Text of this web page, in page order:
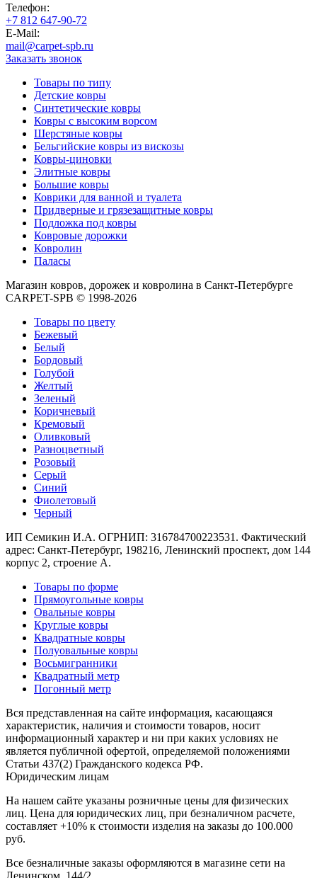
с
Шерстяные
ковры
Бельгийские
ковры
из
вискозы
Ковры-
циновки
Элитные
ковры
Большие
ковры
Коврики
туалета
Придверные
грязезащитные
По
цвету
Бежевый
Голубой
Кремовый
Розовый
Серый
Синий
Черный
По
цене
от
100
₽
до
5
000
₽
от
5
000
₽
до
000
₽
от
Телефон:
+7 812 647-90-72
E-Mail:
mail@carpet-spb.ru
Заказать звонок
Товары по типу
Детские ковры
Синтетические ковры
Ковры с высоким ворсом
Шерстяные ковры
Бельгийские ковры из вискозы
Ковры-циновки
Элитные ковры
Большие ковры
Коврики для ванной и туалета
Придверные и грязезащитные ковры
Подложка под ковры
Ковровые дорожки
Ковролин
Паласы
Магазин ковров, дорожек и ковролина в Санкт-Петербурге
CARPET-SPB © 1998-2026
Товары по цвету
Бежевый
Белый
Бордовый
Голубой
Желтый
Зеленый
Коричневый
Кремовый
Оливковый
Разноцветный
Розовый
Серый
Синий
Фиолетовый
Черный
ИП Семикин И.А. ОГРНИП: 316784700223531. Фактический
адрес: Санкт-Петербург, 198216, Ленинский проспект, дом 144
корпус 2, строение А.
Товары по форме
Прямоугольные ковры
Овальные ковры
Круглые ковры
Квадратные ковры
Полуовальные ковры
Восьмигранники
Квадратный метр
Погонный метр
Вся представленная на сайте информация, касающаяся
характеристик, наличия и стоимости товаров, носит
информационный характер и ни при каких условиях не
является публичной офертой, определяемой положениями
Статьи 437(2) Гражданского кодекса РФ.
Юридическим лицам
На нашем сайте указаны розничные цены для физических
лиц. Цена для юридических лиц, при безналичном расчете,
составляет +10% к стоимости изделия на заказы до 100.000
руб.
Все безналичные заказы оформляются в магазине сети на
Ленинском, 144/2.